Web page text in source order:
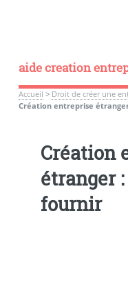
aide creation
Accueil > Droit de créer une
Création entreprise
Création
étranger
fournir